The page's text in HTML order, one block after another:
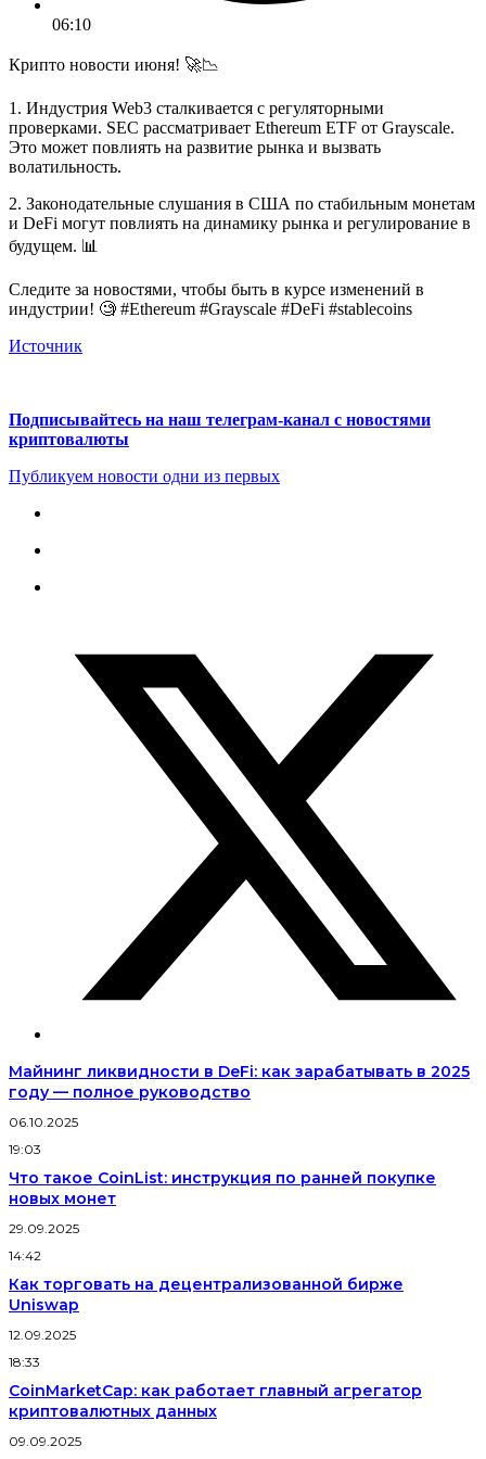
06:10
Крипто новости июня! 🚀📉
1. Индустрия Web3 сталкивается с регуляторными
проверками. SEC рассматривает Ethereum ETF от Grayscale.
Это может повлиять на развитие рынка и вызвать
волатильность.
2. Законодательные слушания в США по стабильным монетам
и DeFi могут повлиять на динамику рынка и регулирование в
будущем. 📊
Следите за новостями, чтобы быть в курсе изменений в
индустрии! 🧐 #Ethereum #Grayscale #DeFi #stablecoins
Источник
Подписывайтесь на наш телеграм-канал с новостями
криптовалюты
Публикуем новости одни из первых
Майнинг ликвидности в DeFi: как зарабатывать в 2025
году — полное руководство
06.10.2025
19:03
Что такое CoinList: инструкция по ранней покупке
новых монет
29.09.2025
14:42
Как торговать на децентрализованной бирже
Uniswap
12.09.2025
18:33
CoinMarketCap: как работает главный агрегатор
криптовалютных данных
09.09.2025